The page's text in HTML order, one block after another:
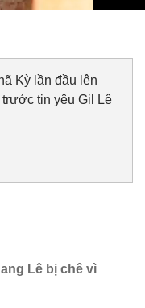
Kỳ lần đầu lên
trước tin yêu Gil Lê
Lê bị chê vì